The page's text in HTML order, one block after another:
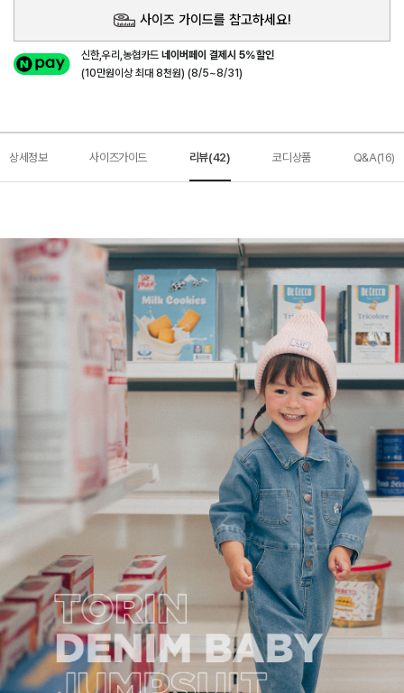
사이즈 가이드를 참고하세요!
신한,우리,농협카드네이버페이 결제시 5%할인
(10만원이상 최대 8천원) (8/5~8/31)
상세정보 사이즈가이드 리뷰(42) 코디상품 Q&A(16)